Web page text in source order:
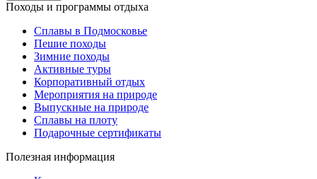
Походы и программы отдыха
Сплавы в Подмосковье
Пешие походы
Зимние походы
Активные туры
Корпоративный отдых
Мероприятия на природе
Выпускные на природе
Сплавы на плоту
Подарочные сертификаты
Полезная информация